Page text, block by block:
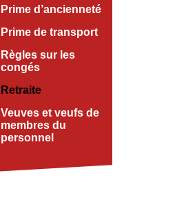
Prime d’ancienneté
Prime de transport
Règles sur les
congés
Retraite
Veuves et veufs de
membres du
personnel